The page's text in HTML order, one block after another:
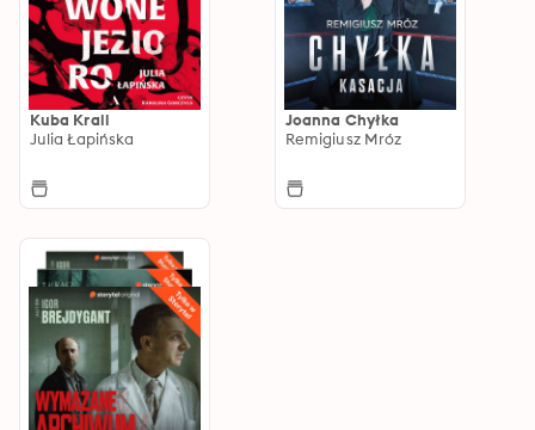
Kuba Krall
Julia Łapińska
Joanna Chyłka
Remigiusz Mróz